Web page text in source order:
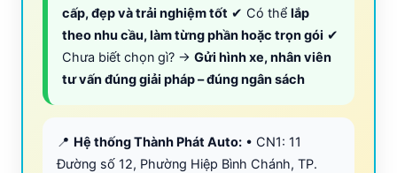
cấp, đẹp và trải nghiệm tốt ✔ Có thể lắp
theo nhu cầu, làm từng phần hoặc trọn gói ✔
Chưa biết chọn gì? → Gửi hình xe, nhân viên
tư vấn đúng giải pháp – đúng ngân sách
📍 Hệ thống Thành Phát Auto: • CN1: 11
Đường số 12, Phường Hiệp Bình Chánh, TP.